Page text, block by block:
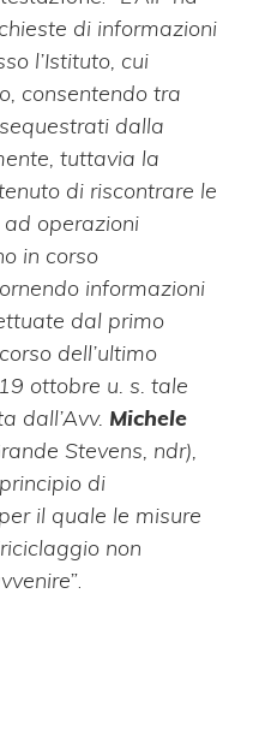
di informazioni
l’Istituto, cui
consentendo tra
dalla
tuttavia la
di riscontrare le
ad operazioni
in corso
informazioni
dal primo
dell’ultimo
ottobre u. s. tale
dall’Avv. Michele
Stevens, ndr),
di
il quale le misure
non
.